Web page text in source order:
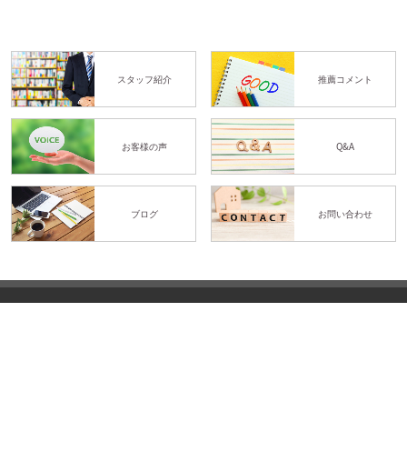
スタッフ紹介 推薦コメント
お客様の声 Q&A
ブログ お問い合わせ